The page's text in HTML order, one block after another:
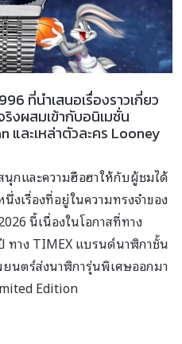
ที่นำเสนอเรื่องราวเกี่ยว
งผสมเข้ากับอนิเมชั่น
และเหล่าตัวละคร Looney
กและความฮือฮาให้กับผู้ชมได้
งเรื่องที่อยู่ในความทรงจำของ
นี้เนื่องในโอกาสที่ทาง
ทาง TIMEX แบรนด์นาฬิกาชั้น
นตร์ส่งนาฬิการุ่นพิเศษออกมา
Edition